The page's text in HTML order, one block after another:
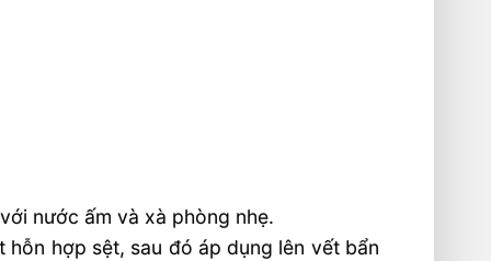
nước ấm và xà phòng nhẹ.
hợp sệt, sau đó áp dụng lên vết bẩn